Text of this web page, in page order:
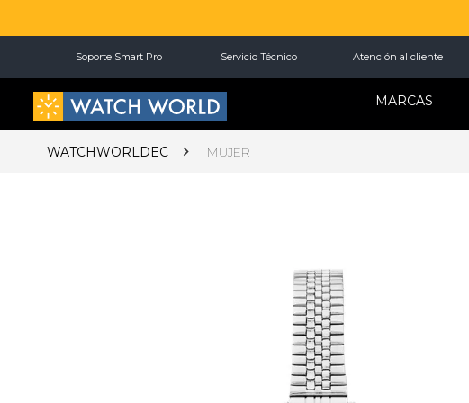
Soporte Smart Pro Servicio Técnico Atención al cliente
MARCAS
WATCHWORLDEC MUJER